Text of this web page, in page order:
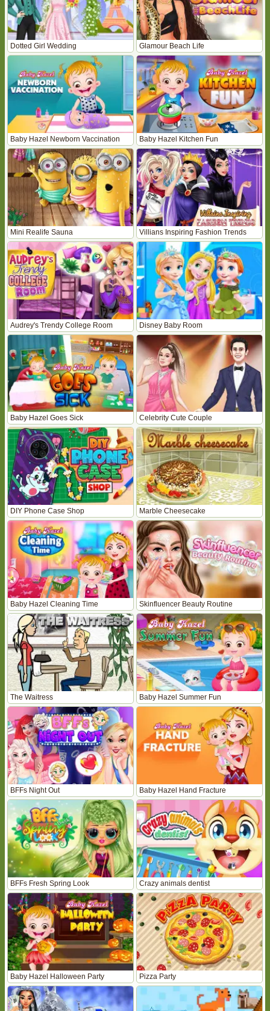
Dotted Girl Wedding Glamour Beach Life
Baby Hazel Newborn Vaccination Baby Hazel Kitchen Fun
Mini Realife Sauna Villians Inspiring Fashion Trends
Audrey's Trendy College Room Disney Baby Room
Baby Hazel Goes Sick Celebrity Cute Couple
DIY Phone Case Shop Marble Cheesecake
Baby Hazel Cleaning Time Skinfluencer Beauty Routine
The Waitress Baby Hazel Summer Fun
BFFs Night Out Baby Hazel Hand Fracture
BFFs Fresh Spring Look Crazy animals dentist
Baby Hazel Halloween Party Pizza Party